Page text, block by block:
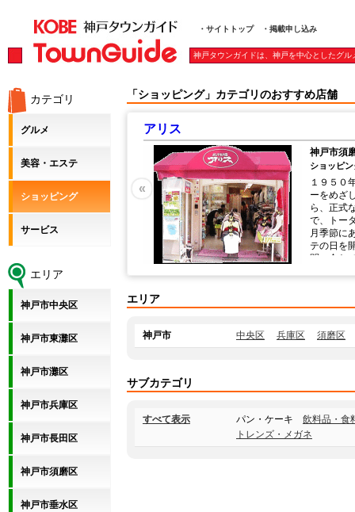
・サイトトップ ・掲載申し込み
神戸タウンガイドは、神戸を中心としたグ
カテゴリ
グルメ
美容・エステ
ショッピング
サービス
エリア
神戸市中央区
神戸市東灘区
神戸市灘区
神戸市兵庫区
神戸市長田区
神戸市須磨区
神戸市垂水区
「ショッピング」カテゴリのおすすめ店舗
アリス
神戸市須
ショッピ
１９５０
ーをめざ
ら、正式
で、トー
月季節に
テの日を
問い合わ
«
エリア
神戸市 中央区 兵庫区 須磨区
サブカテゴリ
すべて表示 パン・ケーキ 飲料品・食
トレンズ・メガネ